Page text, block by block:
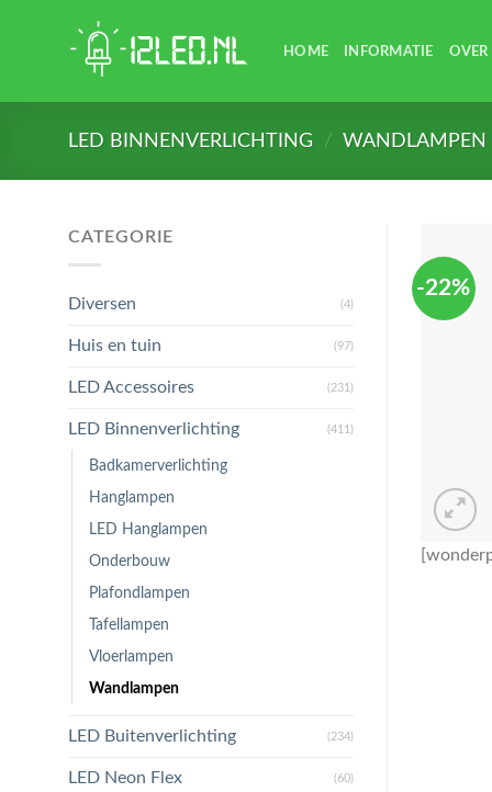
HOME INFORMATIE OVER
LED BINNENVERLICHTING / WANDLAMPEN
CATEGORIE
Diversen (4)
Huis en tuin (97)
LED Accessoires (231)
LED Binnenverlichting (411)
Badkamerverlichting
Hanglampen
LED Hanglampen
Onderbouw
Plafondlampen
Tafellampen
Vloerlampen
Wandlampen
LED Buitenverlichting (234)
LED Neon Flex (60)
-22%